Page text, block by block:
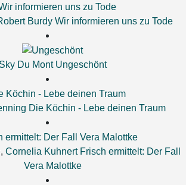
Burdy Wir informieren uns zu Tode
Sky Du Mont Ungeschönt
Die Köchin - Lebe deinen Traum
, Cornelia Kuhnert Frisch ermittelt: Der Fall
Vera Malottke